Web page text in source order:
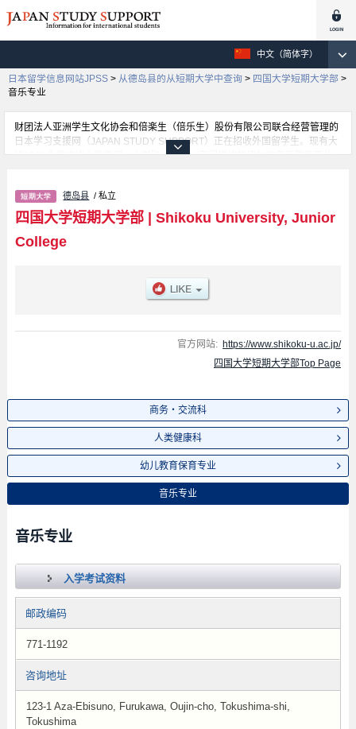
中文（简体字）
日本留学信息网站JPSS > 从德岛县的从短期大学中查询 > 四国大学短期大学部 >
音乐专业
财团法人亚洲学生文化协会和倍楽生（倍乐生）股份有限公司联合经营管理的
日本学习支援网（JAPAN STUDY SUPPORT）正在招收外国留学生。现有大
约1300个学校的大学学部、大学院、短大、专门学校的招生信息正登载于此
类健康科 学部、幼儿教育保育专业 学部、音乐专业 学部等各学部的不同信
息。招收名额、合格人数等考试信息，以及设施介绍、联系方式等外国留学生
必要的信息都登载于此，请务必查阅和利用此网。
德岛县 / 私立
四国大学短期大学部| Shikoku University, Junior
College
官方网站: https://www.shikoku-u.ac.jp/
四国大学短期大学部Top Page
商务・交流科
人类健康科
幼儿教育保育专业
音乐专业
音乐专业
入学考试资料
邮政编码
771-1192
咨询地址
123-1 Aza-Ebisuno, Furukawa, Oujin-cho, Tokushima-shi,
Tokushima